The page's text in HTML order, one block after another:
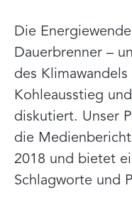
Die
Dauerbrenner –
des
Kohleausstieg
diskutiert. Unser
die
2018 und bietet
Schlagworte und